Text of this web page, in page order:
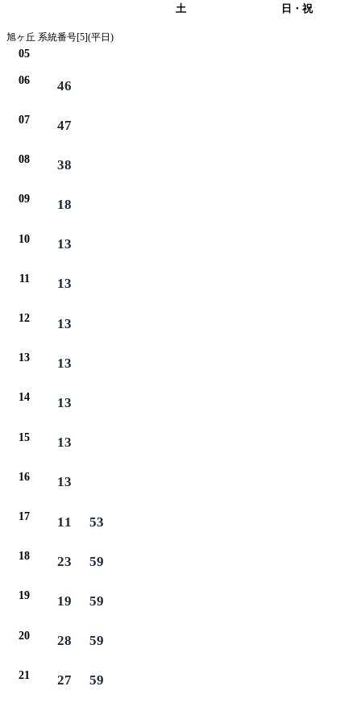
土 日・祝
旭ヶ丘 系統番号[5](平日)
05
06 46
07 47
08 38
09 18
10 13
11 13
12 13
13 13
14 13
15 13
16 13
17 11 53
18 23 59
19 19 59
20 28 59
21 27 59